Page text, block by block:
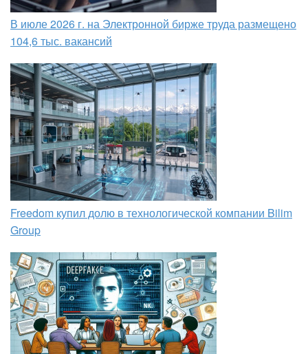
В июле 2026 г. на Электронной бирже труда размещено
104,6 тыс. вакансий
Freedom купил долю в технологической компании Bilim
Group